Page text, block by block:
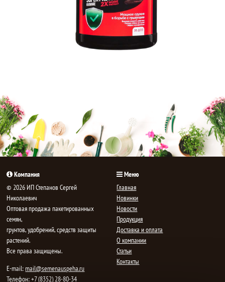
Компания
© 2026 ИП Степанов Сергей
Николаевич
Oптовая продажа пакетированных
семян,
грунтов, удобрений, средств защиты
растений.
Все права защищены.
E-mail:mail@semenauspeha.ru
Телефон: +7 (8352) 28-80-34
Меню
Главная
Новинки
Новости
Продукция
Доставка и оплата
О компании
Статьи
Контакты